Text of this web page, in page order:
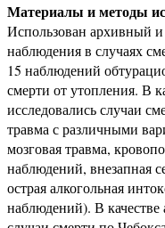
Материалы и методы
Использован архивный
наблюдения в случаях
15 наблюдений
смерти от утопления. В
исследовались случаи
травма с различными
мозговая травма,
наблюдений, внезапная
острая алкогольная
наблюдений). В качестве